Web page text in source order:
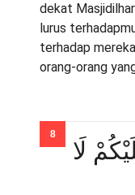
dekat
lurus
terhadap
orang-orang
لَا